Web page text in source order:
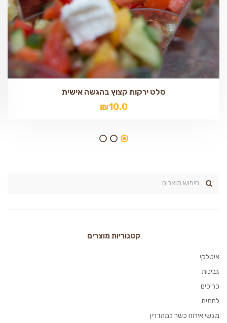
סלט ירקות קצוץ בהגשה אישית
₪10.0
קטגוריות מוצרים
איטלקי
גבינות
כריכים
לחמים
מגשי אירוח כשר למהדרין